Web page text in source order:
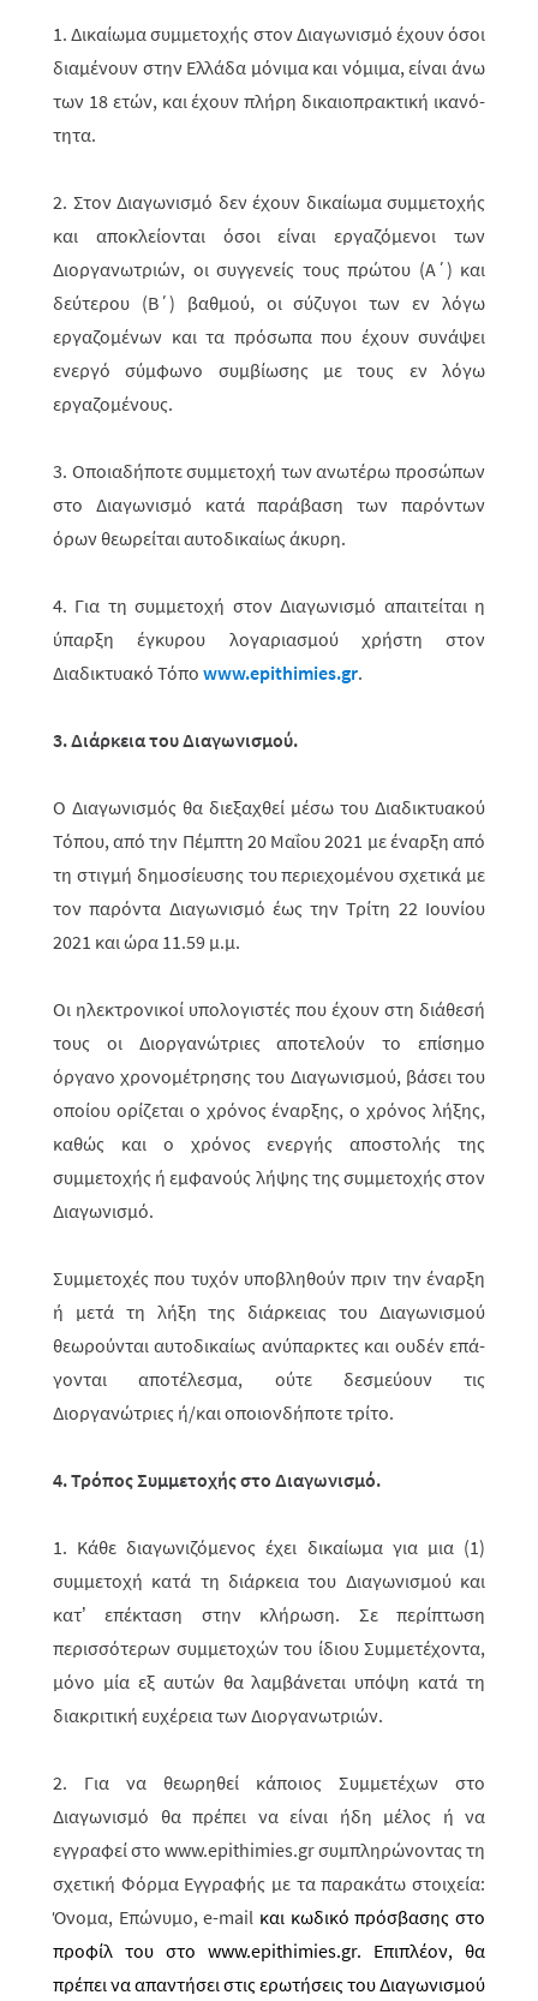
1. Δικαίωμα συμμετοχής στον Διαγωνισμό έχουν όσοι
διαμένουν στην Ελλάδα μόνιμα και νόμιμα, είναι άνω
των 18 ετών, και έχουν πλήρη δικαιοπρακτική ικανό­­
τητα.
2. Στον Διαγωνισμό δεν έχουν δικαίωμα συμμετοχής
και αποκλείονται όσοι είναι εργαζόμενοι των
Διοργανωτριών, οι συγγενείς τους πρώτου (Α΄) και
δεύ­τε­ρου (Β΄) βαθμού, οι σύζυγοι των εν λόγω
εργαζομένων και τα πρόσωπα που έχουν συνάψει
ενεργό σύμφωνο συμβίωσης με τους εν λόγω
εργαζομένους.
3. Οποιαδήποτε συμμετοχή των ανωτέρω προσώπων
στο Διαγωνισμό κατά παράβαση των παρόντων
όρων θεωρείται αυτοδικαίως άκυρη.
4. Για τη συμμετοχή στον Διαγωνισμό απαιτείται η
ύπαρξη έγκυρου λογα­ρια­σμού χρήστη στον
Διαδικτυακό Τόπο www.epithimies.gr.
3. Διάρκεια του Διαγωνισμού.
Ο Διαγωνισμός θα διεξαχθεί μέσω του Διαδικτυακού
Τόπου, από την Πέμπτη 20 Μαΐου 2021 με έναρξη από
τη στιγμή δημοσίευσης του περιεχομένου σχετικά με
τον παρόντα Διαγωνισμό έως την Τρίτη 22 Ιουνίου
2021 και ώρα 11.59 μ.μ.
Οι ηλεκτρονικοί υπολογιστές που έχουν στη διάθεσή
τους οι Διοργανώτριες αποτελούν το επίσημο
όργανο χρονομέτρησης του Διαγωνισμού, βάσει του
οποίου ορίζεται ο χρόνος έναρξης, ο χρόνος λήξης,
καθώς και ο χρόνος ενερ­γής αποστολής της
συμμετοχής ή εμφανούς λήψης της συμμετοχής στον
Διαγωνισμό.
Συμμετοχές που τυχόν υποβληθούν πριν την έναρξη
ή μετά τη λήξη της διάρ­κειας του Διαγωνισμού
θεωρούνται αυτοδικαίως ανύπαρκτες και ουδέν επά­
γο­νται αποτέλεσμα, ούτε δεσμεύουν τις
Διοργανώτριες ή/και οποιονδήποτε τρίτο.
4. Τρόπος Συμμετοχής στο Διαγωνισμό.
1. Κάθε διαγωνιζόμενος έχει δικαίωμα για μια (1)
συμμετοχή κατά τη διάρκεια του Διαγωνισμού και
κατ’ επέκταση στην κλήρωση. Σε περίπτωση
περισσότερων συμμετοχών του ίδιου Συμμετέχοντα,
μόνο μία εξ αυτών θα λαμβάνεται υπόψη κατά τη
διακριτική ευχέρεια των Διοργανωτριών.
2. Για να θεωρηθεί κάποιος Συμμετέχων στο
Διαγωνισμό θα πρέπει να είναι ήδη μέλος ή να
εγγραφεί στο www.epithimies.gr συμπληρώνοντας τη
σχετική Φόρμα Εγγραφής με τα παρακάτω στοιχεία:
Όνομα, Επώνυμο,e-mail και κωδικό πρόσβασης στο
προφίλ του στο www.epithimies.gr. Επιπλέον, θα
πρέπει να απαντήσει στις ερωτήσεις του Διαγωνισμού